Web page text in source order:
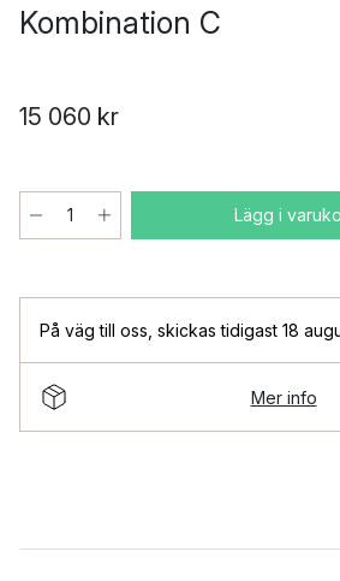
Kombination C
15 060 kr
Lägg i
På väg till oss skickas tidigast 18
Mer info